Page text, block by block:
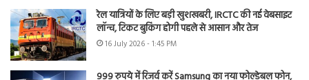
रेल यात्रियों के लिए बड़ी खुशखबरी, IRCTC की नई वेबसाइट
लॉन्च, टिकट बुकिंग होगी पहले से आसान और तेज
16 July 2026 - 1:45 PM
999 रुपये में रिजर्व करें Samsung का नया फोल्डेबल फोन,